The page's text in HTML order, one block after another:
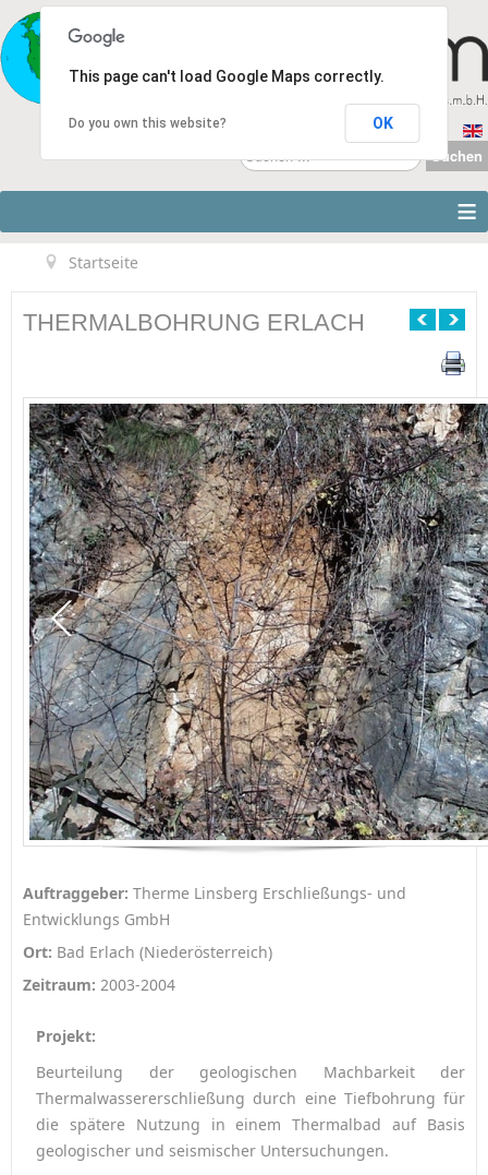
...
Suchen
≡
Startseite
THERMALBOHRUNG ERLACH
Auftraggeber: Therme Linsberg Erschließungs- und
Entwicklungs GmbH
Ort: Bad Erlach (Niederösterreich)
Zeitraum: 2003-2004
Projekt:
Beurteilung der geologischen Machbarkeit der
Thermalwassererschließung durch eine Tiefbohrung für
die spätere Nutzung in einem Thermalbad auf Basis
geologischer und seismischer Untersuchungen.
This page can't load Google Maps correctly.
Do you own this website? OK